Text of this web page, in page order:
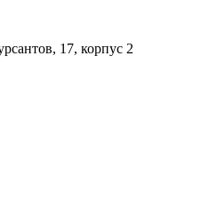
17, корпус 2